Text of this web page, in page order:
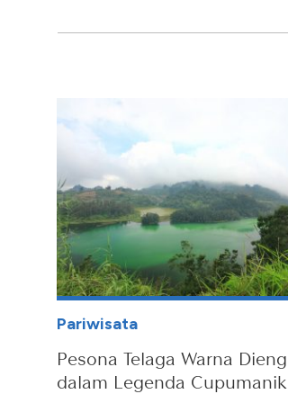
Pariwisata
Pesona Telaga Warna Dieng
dalam Legenda Cupumanik